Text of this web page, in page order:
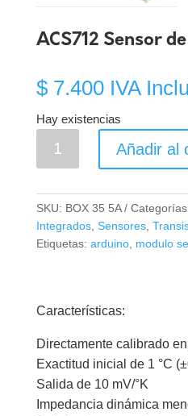
ACS712 Sensor
$7.400 IVA
Hay existencias
Sensor
Corriente
5A
cantidad
Añadir al
SKU: BOX 35 5A
Integrados, Sensores,
Etiquetas: arduino, modulo
Características:
Directamente calibrado
Exactitud inicial de 1 °C
Salida de 10 mV/°K
Impedancia dinámica